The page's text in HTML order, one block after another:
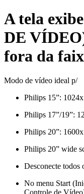
A tela
DE
fora da
Modo de vídeo ideal p/
Philips 15”:
Philips 17”/19”:
Philips 20”:
Philips 20” wide
Desconecte todos
No menu Start